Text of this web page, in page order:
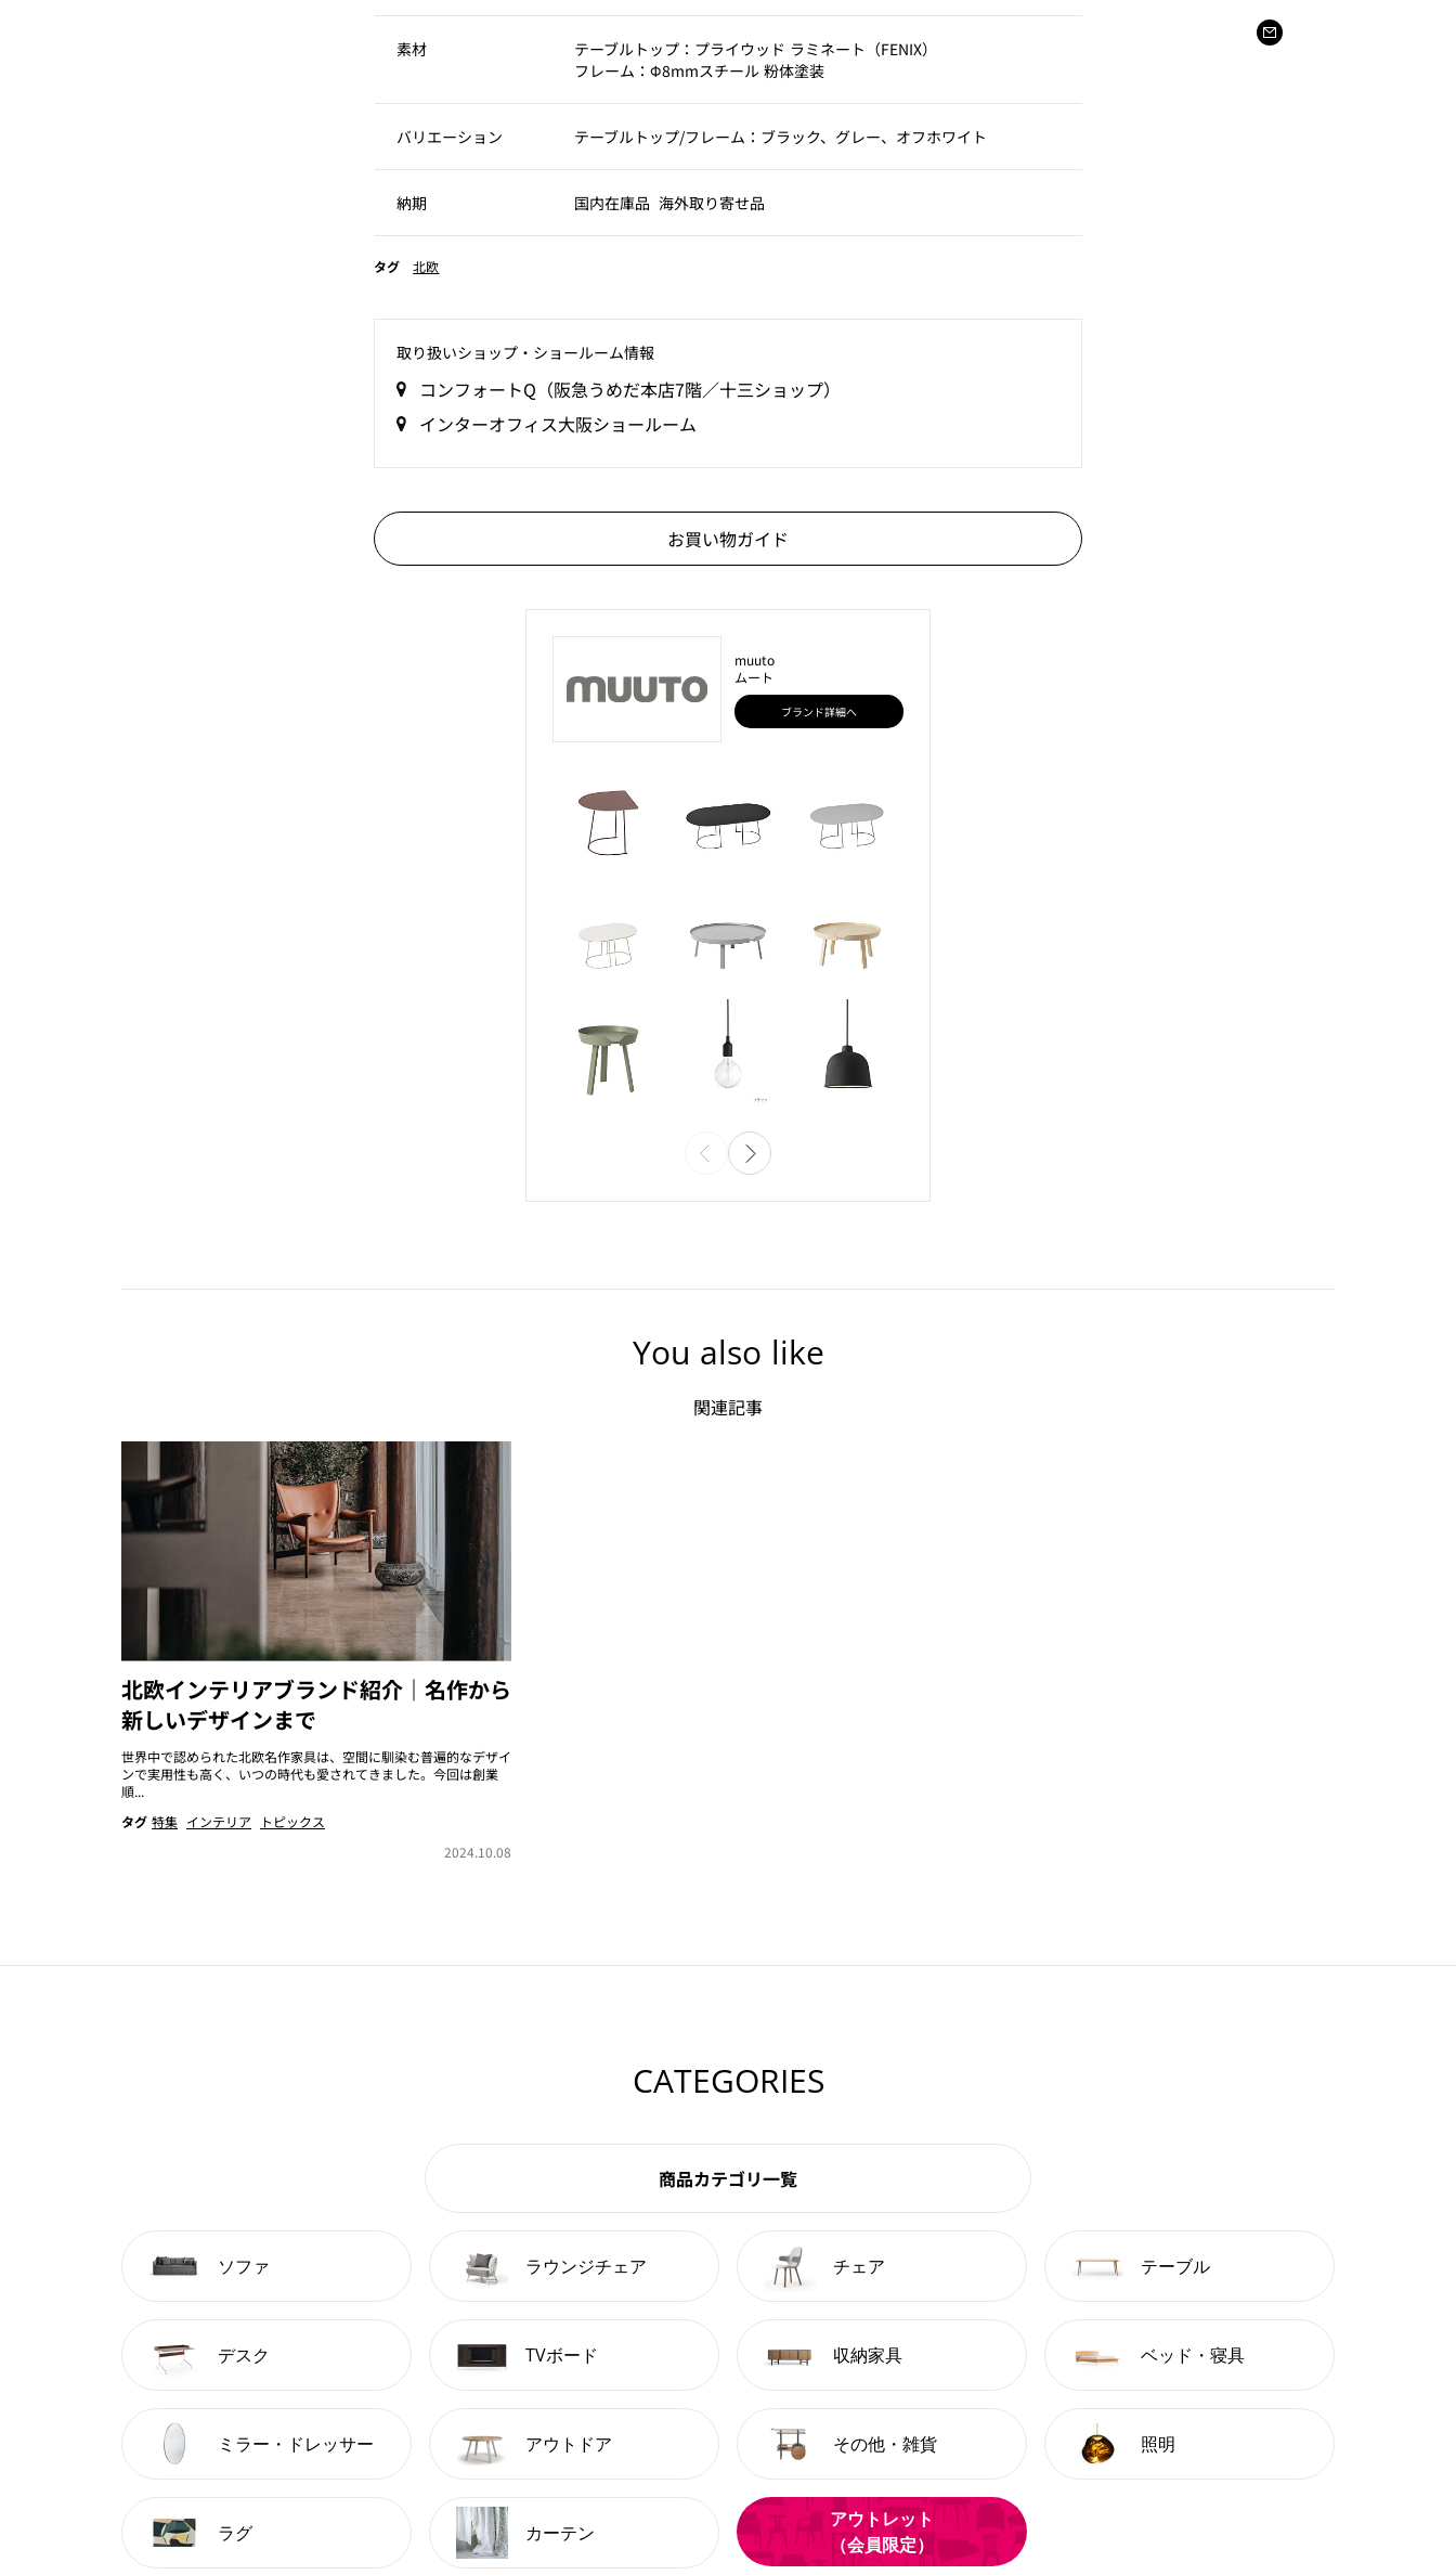
素材
テーブルトップ：プライウッド ラミネート（FENIX）
フレーム：Φ8mmスチール 粉体塗装
バリエーション テーブルトップ/フレーム：ブラック、グレー、オフホワイト
納期 国内在庫品 海外取り寄せ品
タグ 北欧
取り扱いショップ‧ショールーム情報
コンフォートQ（阪急うめだ本店7階／十三ショップ）
インターオフィス大阪ショールーム
お買い物ガイド
muuto
ムート
ブランド詳細へ
You also like
関連記事
北欧インテリアブランド紹介｜名作から
新しいデザインまで
世界中で認められた北欧名作家具は、空間に馴染む普遍的なデザイ
ンで実用性も高く、いつの時代も愛されてきました。今回は創業
順...
タグ 特集 インテリア
トピックス
2024.10.08
CATEGORIES
商品カテゴリ一覧
ソファ ラウンジチェア チェア テーブル
デスク TVボード 収納家具 ベッド・寝具
ミラー・ドレッサー アウトドア その他・雑貨 照明
ラグ カーテン
アウトレット
（会員限定）